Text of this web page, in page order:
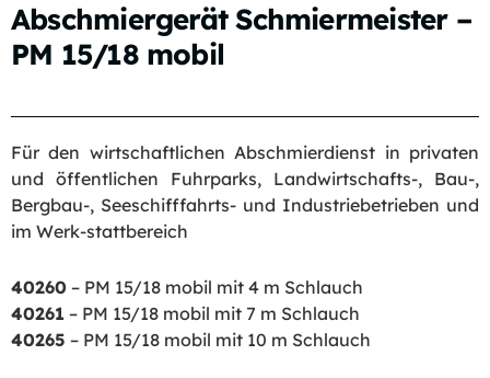
Abschmiergerät Schmiermeister –
PM 15/18 mobil
Für den wirtschaftlichen Abschmierdienst in privaten
und öffentlichen Fuhrparks, Landwirtschafts-, Bau-,
Bergbau-, Seeschifffahrts- und Industriebetrieben und
im Werk-stattbereich
40260 – PM 15/18 mobil mit 4 m Schlauch
40261 – PM 15/18 mobil mit 7 m Schlauch
40265 – PM 15/18 mobil mit 10 m Schlauch